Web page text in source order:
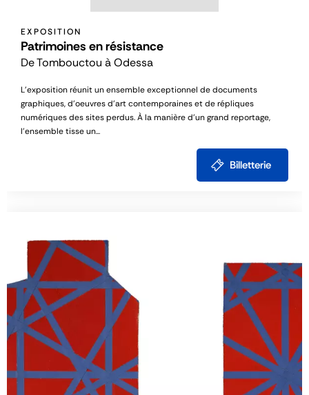
EXPOSITION
Patrimoines en résistance
De Tombouctou à Odessa
L’exposition réunit un ensemble exceptionnel de documents
graphiques, d'oeuvres d’art contemporaines et de répliques
numériques des sites perdus. À la manière d’un grand reportage,
l’ensemble tisse un...
Billetterie